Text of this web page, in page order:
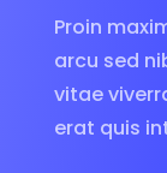
Proin
arcu sed
vitae
erat quis